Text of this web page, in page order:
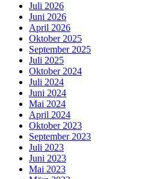
Juli 2026
Juni 2026
April 2026
Oktober 2025
September 2025
Juli 2025
Oktober 2024
Juli 2024
Juni 2024
Mai 2024
April 2024
Oktober 2023
September 2023
Juli 2023
Juni 2023
Mai 2023